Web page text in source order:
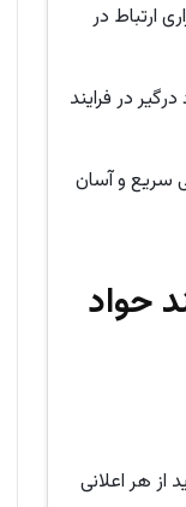
ارتباط در
در فرایند
سریع و آسان
حواد
باید از هر اعلانی